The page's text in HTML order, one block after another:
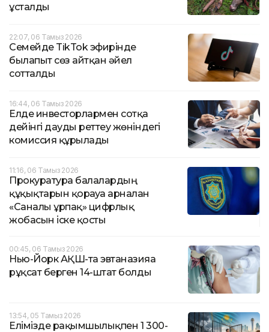
ұсталды
22:07, 06 Тамыз 2026
Семейде TikTok эфирінде
былапыт сөз айтқан әйел
сотталды
16:44, 06 Тамыз 2026
Елде инвесторлармен сотқа
дейінгі дауды реттеу жөніндегі
комиссия құрылады
11:16, 06 Тамыз 2026
Прокуратура балалардың
құқықтарын қорғауға арналған
«Саналы ұрпақ» цифрлық
жобасын іске қосты
00:45, 06 Тамыз 2026
Нью-Йорк АҚШ-та эвтаназияға
рұқсат берген 14-штат болды
13:54, 05 Тамыз 2026
Елімізде рақымшылықпен 1 300-